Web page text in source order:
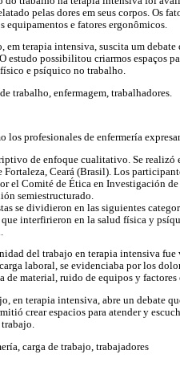
pelas dores em seus corpos. Os
equipamentos e fatores ergonômicos.
em terapia intensiva, suscita um
estudo possibilitou criarmos espaços
e psíquico no trabalho.
trabalho, enfermagem, trabalhadores.
los profesionales de enfermería
de enfoque cualitativo. Se
Ceará (Brasil). Los
el Comité de Ética en Investigación
semiestructurado.
se dividieron en las siguientes
interfirieron en la salud física y
del trabajo en terapia intensiva
laboral, se evidenciaba por los
de material, ruido de equipos y factores
en terapia intensiva, abre un debate
crear espacios para atender y
carga de trabajo, trabajadores